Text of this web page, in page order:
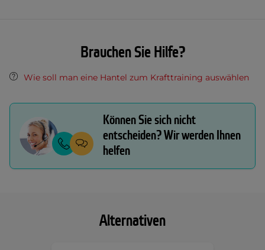
Alternativen
Brauchen Sie Hilfe?
Wie soll man eine Hantel zum Krafttraining auswählen
Können Sie sich nicht
entscheiden? Wir werden Ihnen
helfen